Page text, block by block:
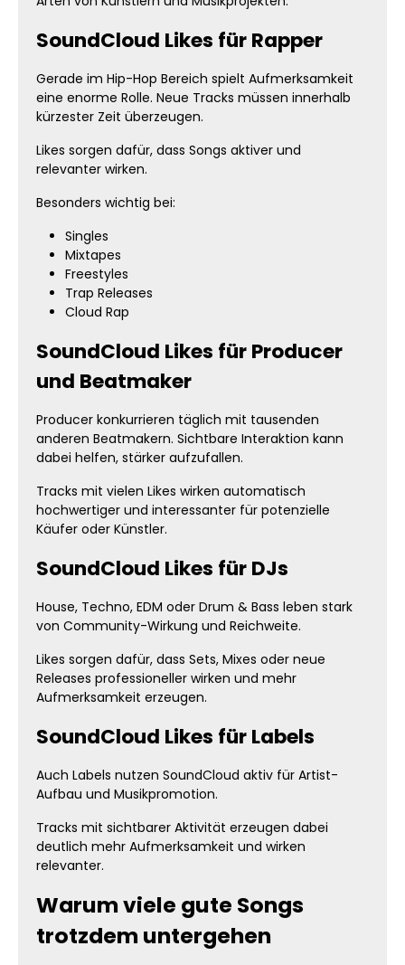
SoundCloud Likes für Rapper
Gerade im Hip-Hop Bereich spielt Aufmerksamkeit
eine enorme Rolle. Neue Tracks müssen innerhalb
kürzester Zeit überzeugen.
Likes sorgen dafür, dass Songs aktiver und
relevanter wirken.
Besonders wichtig bei:
Singles
Mixtapes
Freestyles
Trap Releases
Cloud Rap
SoundCloud Likes für Producer
und Beatmaker
Producer konkurrieren täglich mit tausenden
anderen Beatmakern. Sichtbare Interaktion kann
dabei helfen, stärker aufzufallen.
Tracks mit vielen Likes wirken automatisch
hochwertiger und interessanter für potenzielle
Käufer oder Künstler.
SoundCloud Likes für DJs
House, Techno, EDM oder Drum & Bass leben stark
von Community-Wirkung und Reichweite.
Likes sorgen dafür, dass Sets, Mixes oder neue
Releases professioneller wirken und mehr
Aufmerksamkeit erzeugen.
SoundCloud Likes für Labels
Auch Labels nutzen SoundCloud aktiv für Artist-
Aufbau und Musikpromotion.
Tracks mit sichtbarer Aktivität erzeugen dabei
deutlich mehr Aufmerksamkeit und wirken
relevanter.
Warum viele gute Songs
trotzdem untergehen